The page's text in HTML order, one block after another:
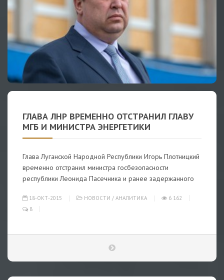
ГЛАВА ЛНР ВРЕМЕННО ОТСТРАНИЛ ГЛАВУ
МГБ И МИНИСТРА ЭНЕРГЕТИКИ
Глава Луганской Народной Республики Игорь Плотницкий
временно отстранил министра госбезопасности
республики Леонида Пасечника и ранее задержанного
18-ОКТ-2015 НОВОСТИ / АНАЛИТИКА
6 162
8